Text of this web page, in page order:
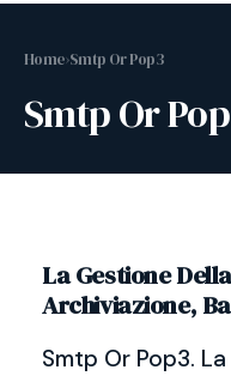
Home›Smtp Or Pop3
Smtp Or
La Gestione
Archiviazione,
Smtp Or Pop3.